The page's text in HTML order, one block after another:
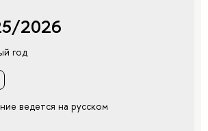
2026
год
ведется на русском